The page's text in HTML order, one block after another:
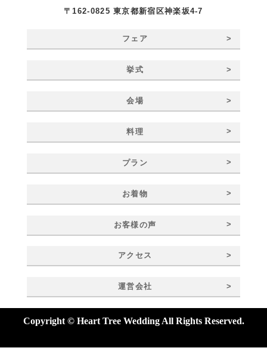
〒162-0825 東京都新宿区神楽坂4-7
フェア >
挙式 >
会場 >
料理 >
プラン >
お着物 >
お客様の声 >
アクセス >
運営会社 >
Copyright © Heart Tree Wedding All Rights Reserved.